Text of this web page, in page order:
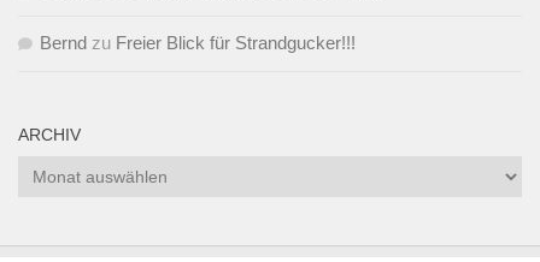
Bernd zu Freier Blick für Strandgucker!!!
ARCHIV
Archiv